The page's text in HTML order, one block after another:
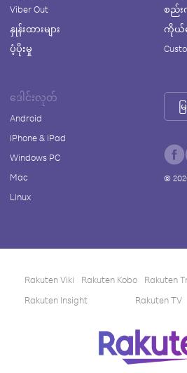
Viber Out
နှုန်းထားများ
ပံ့ပိုးမှု
စည်း
ကိုယ်ရ
ဒေါင်းလုတ်
Android
iPhone & iPad
Windows PC
Mac
Linux
မ
©
Rakuten Viki Rakuten Kobo Rakuten
Rakuten Insight
Rakuten TV